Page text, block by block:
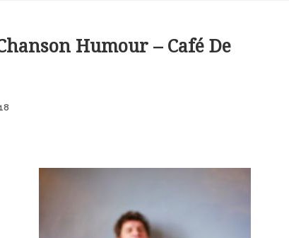
Humour – Café De